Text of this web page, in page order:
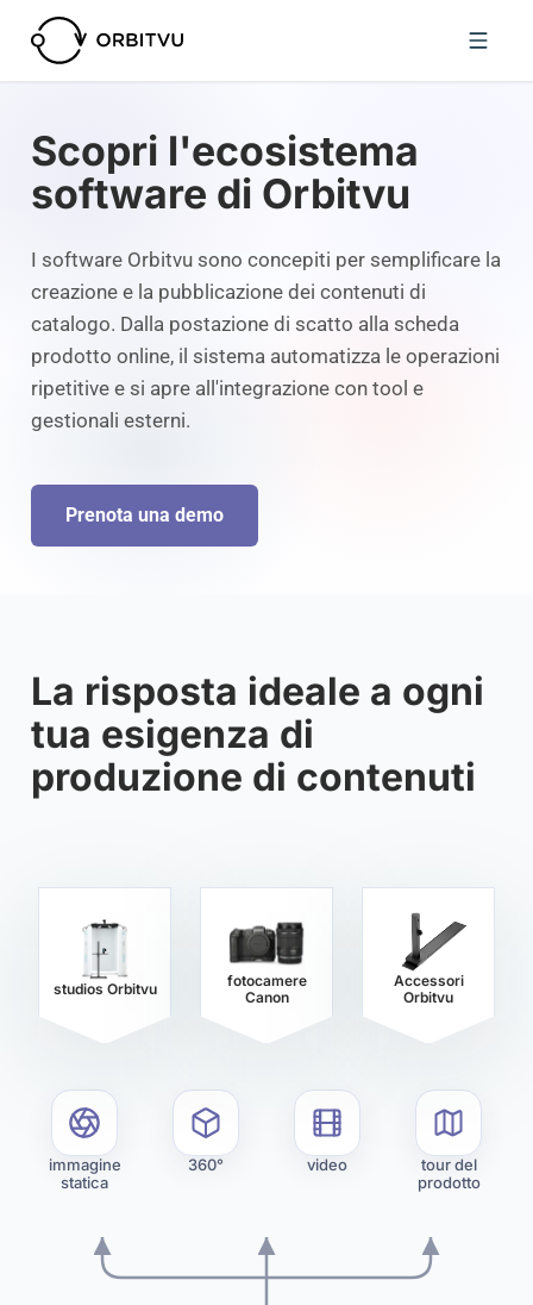
Scopri l'ecosistema
software di Orbitvu
I software Orbitvu sono concepiti per semplificare la
creazione e la pubblicazione dei contenuti di
catalogo. Dalla postazione di scatto alla scheda
prodotto online, il sistema automatizza le operazioni
ripetitive e si apre all'integrazione con tool e
gestionali esterni.
Prenota una demo
La risposta ideale a ogni
tua esigenza di
produzione di contenuti
studios Orbitvu
fotocamere
Canon
Accessori
Orbitvu
immagine
statica
360° video
tour del
prodotto